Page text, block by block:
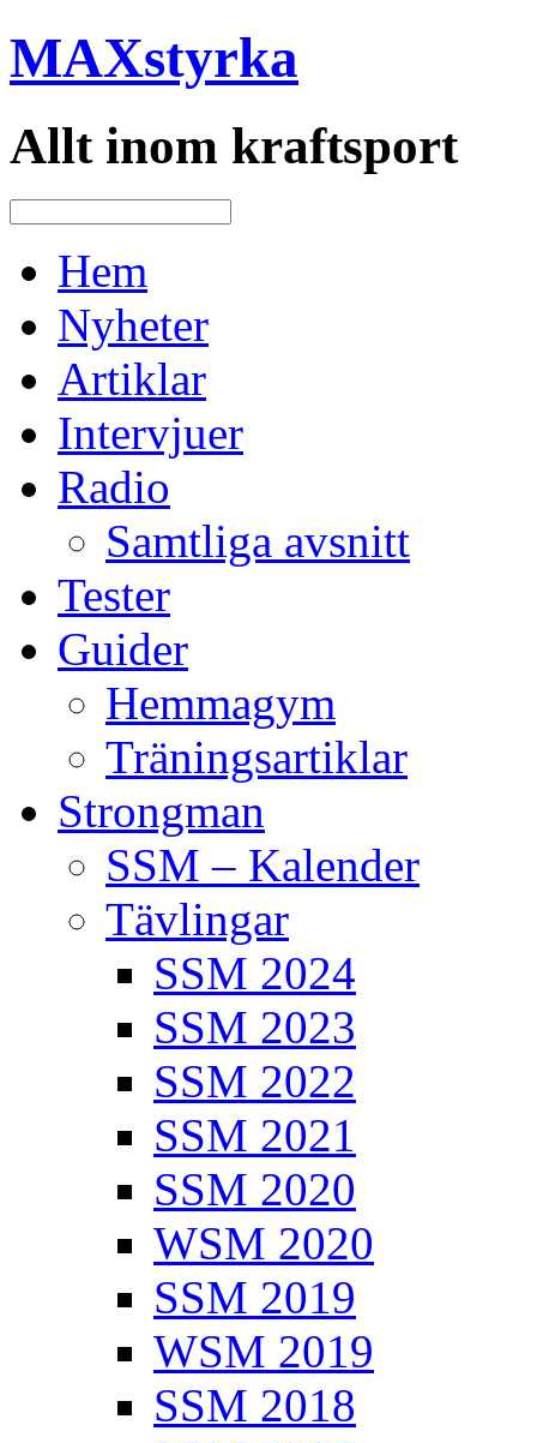
MAXstyrka
Allt inom kraftsport
Hem
Nyheter
Artiklar
Intervjuer
Radio
Samtliga avsnitt
Tester
Guider
Hemmagym
Träningsartiklar
Strongman
SSM – Kalender
Tävlingar
SSM 2024
SSM 2023
SSM 2022
SSM 2021
SSM 2020
WSM 2020
SSM 2019
WSM 2019
SSM 2018